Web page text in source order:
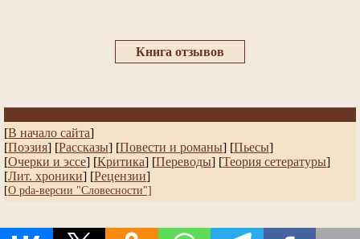
Книга отзывов
[В начало сайта]
[Поэзия] [Рассказы] [Повести и романы] [Пьесы]
[Очерки и эссе] [Критика] [Переводы] [Теория сетературы]
[Лит. хроники] [Рецензии]
[О pda-версии "Словесности"]